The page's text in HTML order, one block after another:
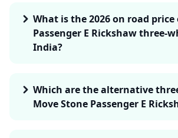
What is the 2026 on road price
Passenger E Rickshaw three-
India?
Which are the alternative
Move Stone Passenger E